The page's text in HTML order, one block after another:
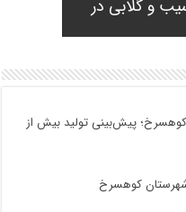
کوهسرخ؛ پیش‌بینی تولید بیش از ۲۷ هزاراز ۳۰۰۰تن سیب و گلابی در
در محور کاشمر ـ کوهسرخ؛ ۵ جان‌باخته و
محور کاشمر ـ
بر آمادگی
جدید
کوهسرخ؛ پیش‌بینی تولید بیش از